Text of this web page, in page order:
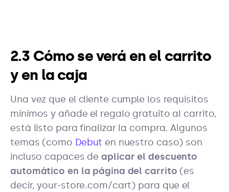
2.3 Cómo se verá en el carrito
y en la caja
Una vez que el cliente cumple los requisitos
mínimos y añade el regalo gratuito al carrito,
está listo para finalizar la compra. Algunos
temas (como Debut en nuestro caso) son
incluso capaces deaplicar el descuento
automático en la página del carrito (es
decir, your-store.com/cart) para que el